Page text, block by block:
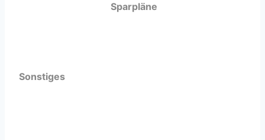
Sparpläne
Sonstiges